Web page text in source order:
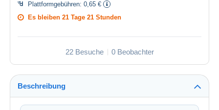
Plattformgebühren: 0,65 €
Es bleiben 21 Tage 21 Stunden
22 Besuche 0 Beobachter
Beschreibung